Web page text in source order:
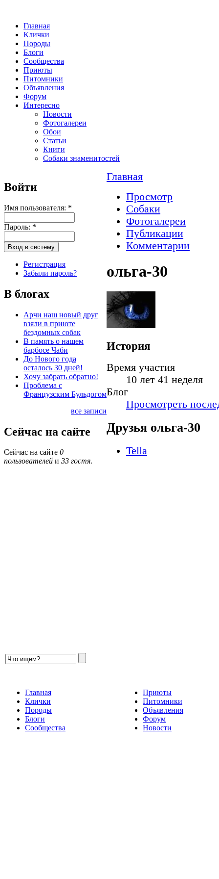
Главная
Клички
Породы
Блоги
Сообщества
Приюты
Питомники
Объявления
Форум
Интересно
Новости
Фотогалереи
Обои
Статьи
Книги
Собаки знаменитостей
Войти
Имя пользователя: *
Пароль: *
Регистрация
Забыли пароль?
В блогах
Арчи наш новый друг
взяли в приюте
бездомных собак
В память о нашем
барбосе Чаби
До Нового года
осталось 30 дней!
Хочу забрать обратно!
Проблема с
Французским Бульдогом
все записи
Сейчас на сайте
Сейчас на сайте 0
пользователей и 33 гостя.
Главная
Просмотр
Собаки
Фотогалереи
Публикации
Комментарии
ольга-30
История
Время участия
10 лет 41 неделя
Блог
Просмотреть
Друзья ольга-30
Tella
Главная
Клички
Породы
Блоги
Сообщества
Приюты
Питомники
Объявления
Форум
Новости